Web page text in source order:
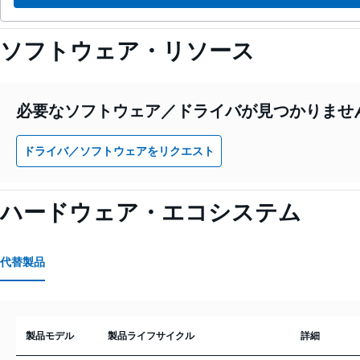
ソフトウェア・リソース
必要なソフトウェア／ドライバが見つかりませ
ドライバ／ソフトウェアをリクエスト
ハードウェア・エコシステム
代替製品
製品モデル 製品ライフサイクル 詳細